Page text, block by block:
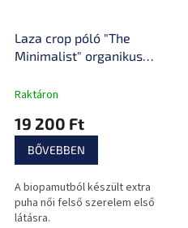
Laza crop póló "The
Minimalist" organikus
Raktáron
19 200 Ft
BŐVEBBEN
A biopamutból készült extra
puha női felső szerelem első
látásra.